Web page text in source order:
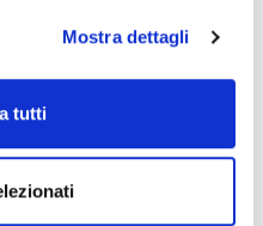
Mostra dettagli
tutti